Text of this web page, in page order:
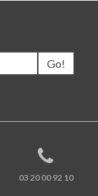
Go!
03 20 00 92 10